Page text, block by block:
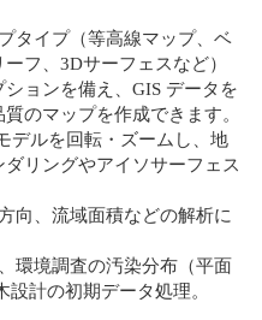
タイプ（等高線マップ、ベ
フ、3Dサーフェスなど）
ョンを備え、GIS データを
のマップを作成できます。
デルを回転・ズームし、地
リングやアイソサーフェス
向、流域面積などの解析に
環境調査の汚染分布（平面
計の初期データ処理。